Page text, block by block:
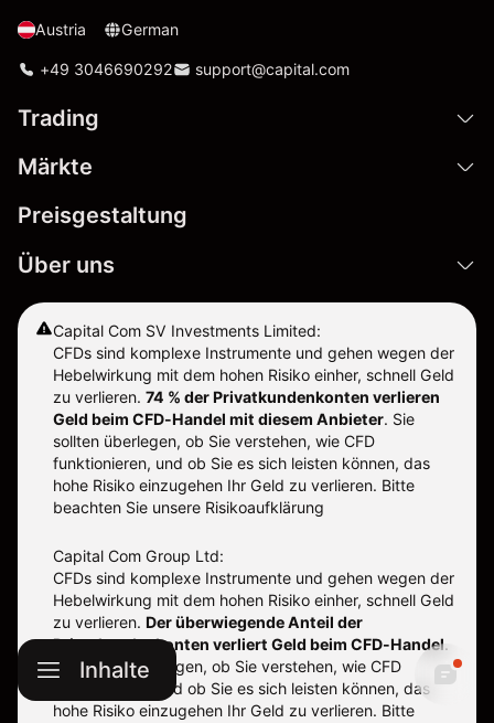
Inhalte
Austria German
+49 3046690292 support@capital.com
Trading
Märkte
Preisgestaltung
Über uns
Capital Com SV Investments Limited:
CFDs sind komplexe Instrumente und gehen wegen der
Hebelwirkung mit dem hohen Risiko einher, schnell Geld
zu verlieren. 74 % der Privatkundenkonten verlieren
Geld beim CFD-Handel mit diesem Anbieter. Sie
sollten überlegen, ob Sie verstehen, wie CFD
funktionieren, und ob Sie es sich leisten können, das
hohe Risiko einzugehen Ihr Geld zu verlieren. Bitte
beachten Sie unsere Risikoaufklärung
Capital Com Group Ltd:
CFDs sind komplexe Instrumente und gehen wegen der
Hebelwirkung mit dem hohen Risiko einher, schnell Geld
zu verlieren. Der überwiegende Anteil der
Privatkundenkonten verliert Geld beim CFD-Handel.
Sie sollten überlegen, ob Sie verstehen, wie CFD
funktionieren, und ob Sie es sich leisten können, das
hohe Risiko einzugehen Ihr Geld zu verlieren. Bitte